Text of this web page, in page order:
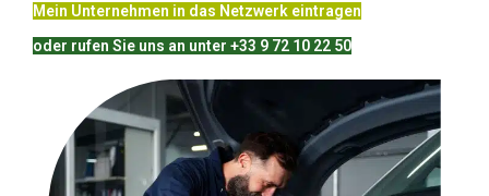
Mein Unternehmen in das Netzwerk eintragen
oder rufen Sie uns an unter +33 9 72 10 22 50